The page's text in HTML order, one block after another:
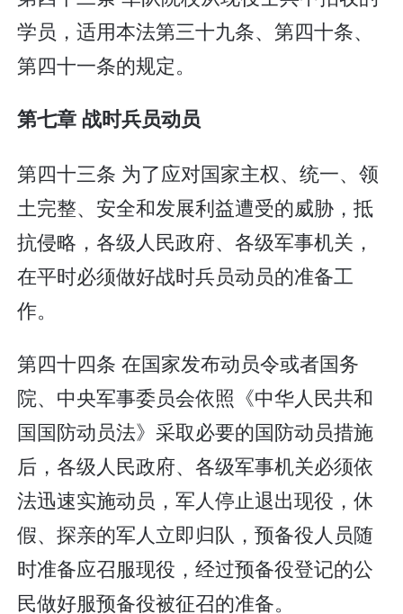
学员，适用本法第三十九条、第四十条、
第四十一条的规定。
第七章 战时兵员动员
第四十三条 为了应对国家主权、统一、领
土完整、安全和发展利益遭受的威胁，抵
抗侵略，各级人民政府、各级军事机关，
在平时必须做好战时兵员动员的准备工
作。
第四十四条 在国家发布动员令或者国务
院、中央军事委员会依照《中华人民共和
国国防动员法》采取必要的国防动员措施
后，各级人民政府、各级军事机关必须依
法迅速实施动员，军人停止退出现役，休
假、探亲的军人立即归队，预备役人员随
时准备应召服现役，经过预备役登记的公
民做好服预备役被征召的准备。